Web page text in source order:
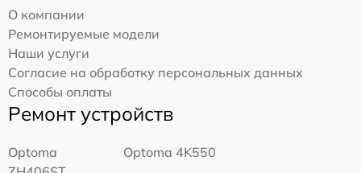
О компании
Ремонтируемые модели
Наши услуги
Согласие на обработку персональных данных
Способы оплаты
Ремонт устройств
Optoma
Optoma 4K550